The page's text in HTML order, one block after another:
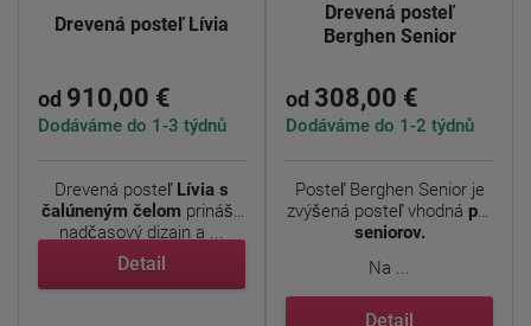
Drevená posteľ Lívia
od 910,00 €
Dodáváme do 1-3 týdnů
Drevená posteľ Lívia s
čalúneným čelom prináša
nadčasový dizajn a ...
Detail
Drevená posteľ
Berghen Senior
od 308,00 €
Dodáváme do 1-2 týdnů
Posteľ Berghen Senior je
zvýšená posteľ vhodná pre
seniorov.
Na ...
Detail